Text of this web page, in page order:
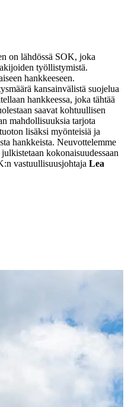
on lähdössä SOK, joka
työllistymistä.
hankkeeseen.
kansainvälistä suojelua
hankkeessa, joka tähtää
saavat kohtuullisen
mahdollisuuksia tarjota
lisäksi myönteisiä ja
hankkeista. Neuvottelemme
kokonaisuudessaan
vastuullisuusjohtaja Lea